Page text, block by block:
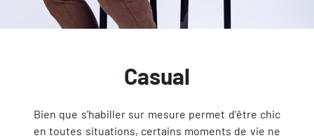
Casual
Bien que s'habiller sur mesure permet d'être chic
en toutes situations, certains moments de vie ne